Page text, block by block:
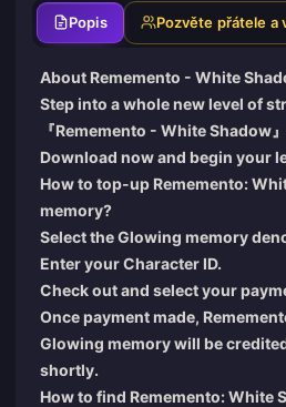
Popis Pozvěte přátele a
About Rememento - White
Step into a whole new level of
『Rememento - White Shadow
Download now and begin your
How to top-up Rememento:
memory?
Select the Glowing memory
Enter your Character ID.
Check out and select your
Once payment made,
Glowing memory will be
shortly.
How to find Rememento: White